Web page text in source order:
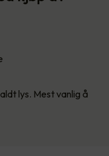
lys. Mest vanlig å